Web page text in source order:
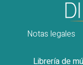
Notas legales
Librería de